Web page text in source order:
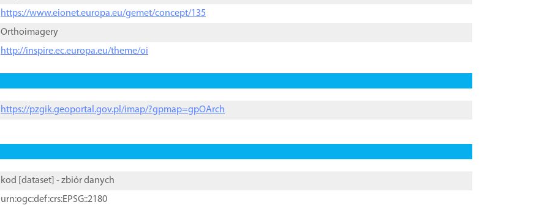
https://www.eionet.europa.eu/gemet/concept/135
Orthoimagery
http://inspire.ec.europa.eu/theme/oi
https://pzgik.geoportal.gov.pl/imap/?gpmap=gpOArch
kod [ dataset ] - zbiór danych
urn:ogc:def:crs:EPSG::2180